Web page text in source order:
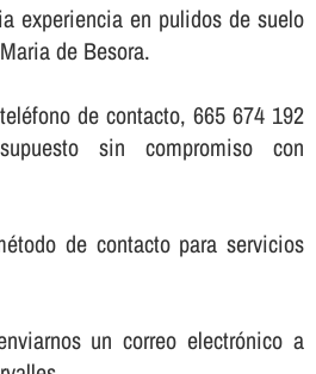
experiencia en pulidos de suelo
de Besora.
de contacto, 665 674 192
sin compromiso con
de contacto para servicios
un correo electrónico a